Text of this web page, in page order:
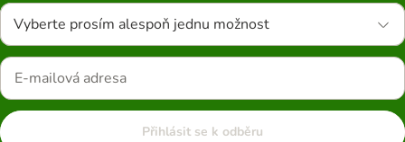
Vyberte prosím alespoň jednu možnost
Přihlásit se k odběru